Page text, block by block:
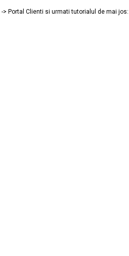
Portal Clienti si urmati tutorialul de mai jos: